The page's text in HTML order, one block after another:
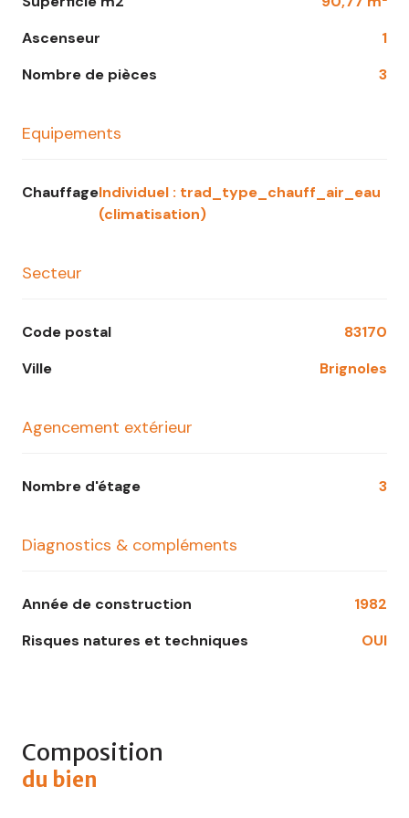
Ascenseur
1
Nombre de pièces
3
Equipements
Chauffageindividuel : trad_type_chauff_air_eau
(climatisation)
Secteur
Code postal
83170
Ville
Brignoles
Agencement extérieur
Nombre d'étage 3
Diagnostics & compléments
Année de construction
1982
Risques natures et techniques
OUI
Composition
du bien